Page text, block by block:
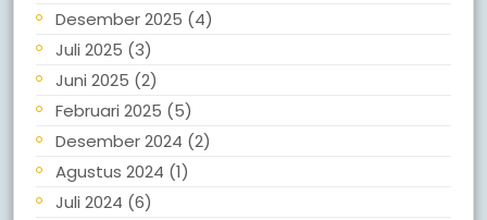
Desember 2025 (4)
Juli 2025 (3)
Juni 2025 (2)
Februari 2025 (5)
Desember 2024 (2)
Agustus 2024 (1)
Juli 2024 (6)